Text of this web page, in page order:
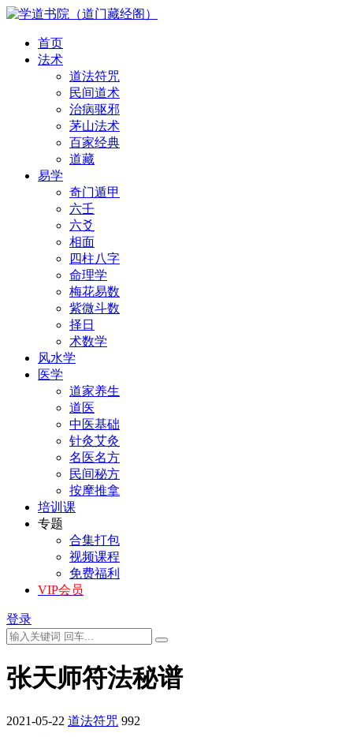
首页
法术
道法符咒
民间道术
治病驱邪
茅山法术
百家经典
道藏
易学
奇门遁甲
六壬
六爻
相面
四柱八字
命理学
梅花易数
紫微斗数
择日
术数学
风水学
医学
道家养生
道医
中医基础
针灸艾灸
名医名方
民间秘方
按摩推拿
培训课
专题
合集打包
视频课程
免费福利
VIP会员
登录
张天师符法秘谱
2021-05-22 道法符咒 992